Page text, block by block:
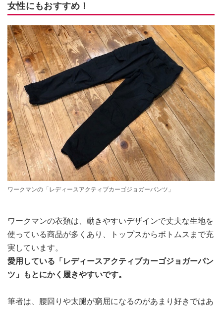
女性にもおすすめ！
ワークマンの「レディースアクティブカーゴジョガーパンツ」
ワークマンの衣類は、動きやすいデザインで丈夫な生地を
使っている商品が多くあり、トップスからボトムスまで充
実しています。
愛用している「レディースアクティブカーゴジョガーパン
ツ」もとにかく履きやすいです。
筆者は、腰回りや太腿が窮屈になるのがあまり好きではあ